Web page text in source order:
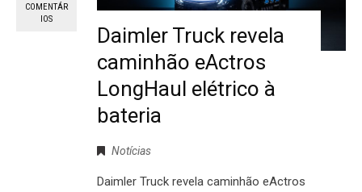
COMENTÁR
IOS
Daimler Truck revela
caminhão eActros
LongHaul elétrico à
bateria
Notícias
Daimler Truck revela caminhão eActros